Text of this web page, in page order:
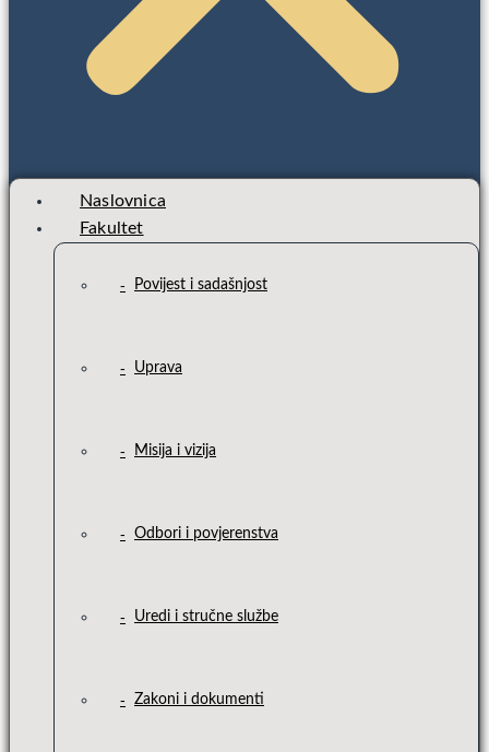
Naslovnica
Fakultet
Povijest i sadašnjost
Uprava
Misija i vizija
Odbori i povjerenstva
Uredi i stručne službe
Zakoni i dokumenti